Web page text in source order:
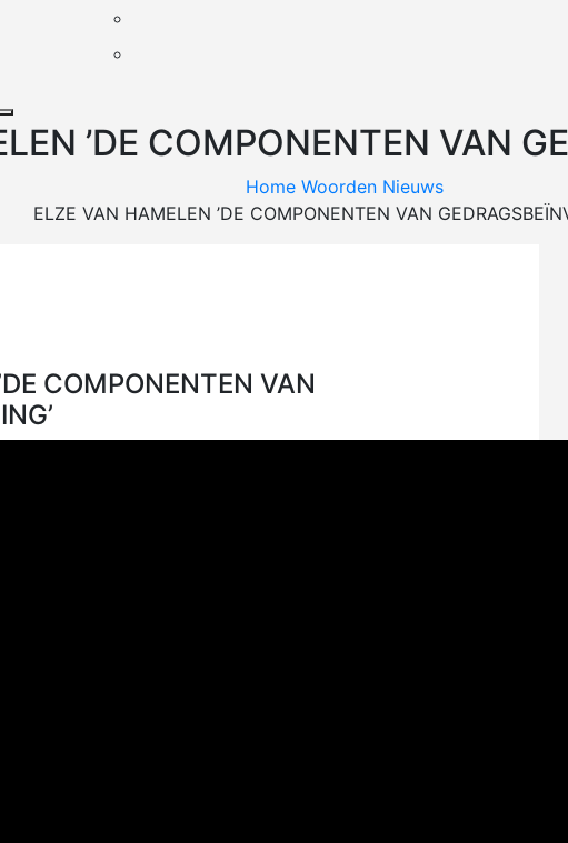
’DE COMPONENTEN VAN
Home Woorden Nieuws
ELZE VAN HAMELEN ’DE COMPONENTEN VAN
COMPONENTEN VAN